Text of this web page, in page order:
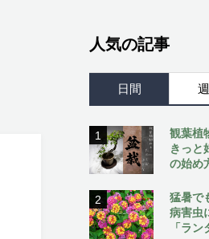
人気の記事
日間
1
観葉植
きっと
の始め
2
猛暑で
病害虫
「ラ